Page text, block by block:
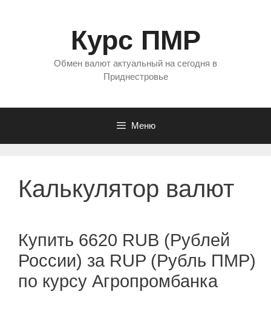
Курс ПМР
Обмен валют актуальный на сегодня в
Приднестровье
Меню
Калькулятор валют
Купить 6620 RUB (Рублей
России) за RUP (Рубль ПМР)
по курсу Агропромбанка